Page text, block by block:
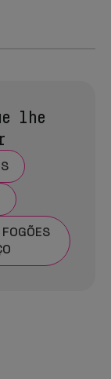
lhe